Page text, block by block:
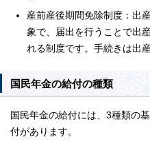
産前産後期間免除制度：出
象で、届出を行うことで出
れる制度です。手続きは出
国民年金の給付の種類
国民年金の給付には、3種類の
付があります。